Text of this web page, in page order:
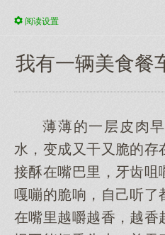
阅读设置
我有一辆美食餐
薄薄的一层皮肉
水，变成又干又脆的存
接酥在嘴巴里，牙齿咀
嘎嘣的脆响，自己听了
在嘴里越嚼越香，越香